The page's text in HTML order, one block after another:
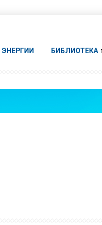
ЭНЕРГИИ БИБЛИОТЕКА